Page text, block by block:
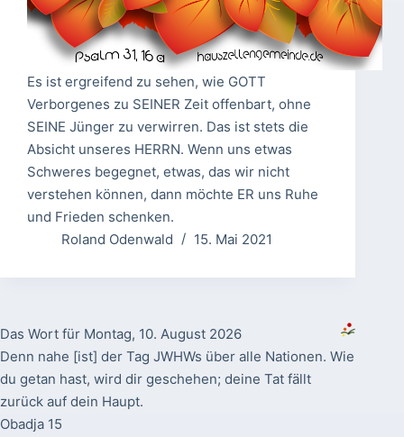
Es ist ergreifend zu sehen, wie GOTT
Verborgenes zu SEINER Zeit offenbart, ohne
SEINE Jünger zu verwirren. Das ist stets die
Absicht unseres HERRN. Wenn uns etwas
Schweres begegnet, etwas, das wir nicht
verstehen können, dann möchte ER uns Ruhe
und Frieden schenken.
Roland Odenwald
15. Mai 2021
Das Wort für Montag, 10. August 2026
Denn nahe [ist] der Tag JWHWs über alle Nationen. Wie
du getan hast, wird dir geschehen; deine Tat fällt
zurück auf dein Haupt.
Obadja 15